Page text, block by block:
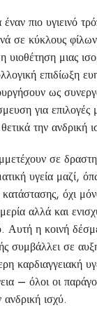
έναν πιο υγιεινό
σε κύκλους
υιοθέτηση μιας
επιδίωξη
ως
για επιλογές
την ανδρική
σε
υγεία μαζί,
κατάστασης, όχι
αλλά και
Αυτή η κοινή
συμβάλλει σε
καρδιαγγειακή
– όλοι οι
ισχύ.